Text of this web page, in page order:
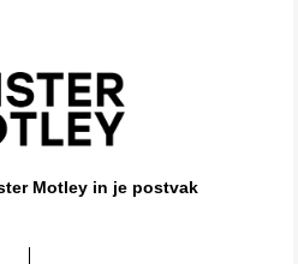
Motley in je postvak